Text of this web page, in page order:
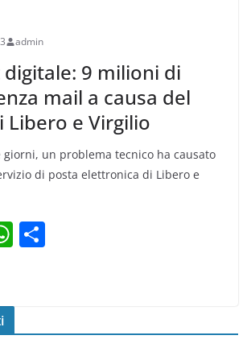
admin
9 milioni di
mail a causa del
Libero e Virgilio
un problema tecnico ha causato
di posta elettronica di Libero e
W
s
A vi